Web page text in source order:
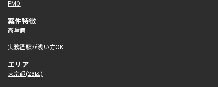
PMO
案件特徴
高単価
実務経験が浅い方OK
エリア
東京都(23区)